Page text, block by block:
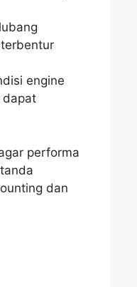
engine
dapat
performa
dan